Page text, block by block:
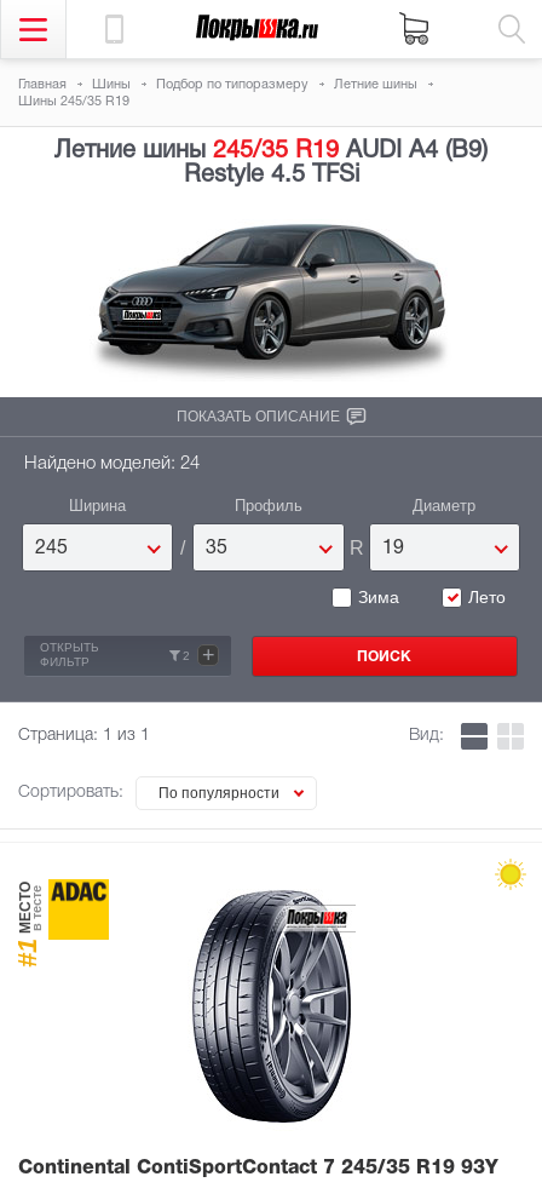
Главная Шины Подбор по типоразмеру
Летние шины
Шины 245/35 R19
Летние шины 245/35 R19 AUDI A4 (B9)
Restyle 4.5 TFSi
ПОКАЗАТЬ ОПИСАНИЕ
Найдено моделей: 24
Ширина
245 /
Профиль
35 R
Диаметр
19
Зима Лето
ОТКРЫТЬ
ФИЛЬТР
2 +
Страница: 1 из 1
Сортировать: По популярности
Вид:
#1
МЕСТОв тесте
Continental ContiSportContact 7 245/35 R19 93Y